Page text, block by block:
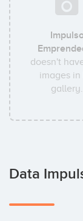
doesn't
images in
gallery.
Data